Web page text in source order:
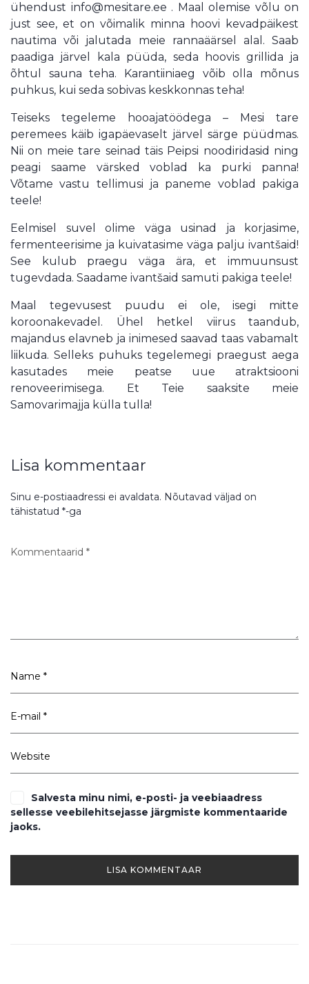
ühendust info@mesitare.ee . Maal olemise võlu on
just see, et on võimalik minna hoovi kevadpäikest
nautima või jalutada meie rannaäärsel alal. Saab
paadiga järvel kala püüda, seda hoovis grillida ja
õhtul sauna teha. Karantiiniaeg võib olla mõnus
puhkus, kui seda sobivas keskkonnas teha!
Teiseks tegeleme hooajatöödega – Mesi tare
peremees käib igapäevaselt järvel särge püüdmas.
Nii on meie tare seinad täis Peipsi noodiridasid ning
peagi saame värsked voblad ka purki panna!
Võtame vastu tellimusi ja paneme voblad pakiga
teele!
Eelmisel suvel olime väga usinad ja korjasime,
fermenteerisime ja kuivatasime väga palju ivantšaid!
See kulub praegu väga ära, et immuunsust
tugevdada. Saadame ivantšaid samuti pakiga teele!
Maal tegevusest puudu ei ole, isegi mitte
koroonakevadel. Ühel hetkel viirus taandub,
majandus elavneb ja inimesed saavad taas vabamalt
liikuda. Selleks puhuks tegelemegi praegust aega
kasutades meie peatse uue atraktsiooni
renoveerimisega. Et Teie saaksite meie
Samovarimajja külla tulla!
Lisa kommentaar
Sinu e-postiaadressi ei avaldata. Nõutavad väljad on
tähistatud *-ga
Salvesta minu nimi, e-posti- ja veebiaadress
sellesse veebilehitsejasse järgmiste kommentaaride
jaoks.